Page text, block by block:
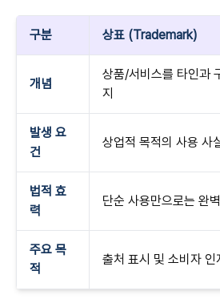
구분 상표 (Trademark)
개념
상품/서비스를 타인과
지
발생 요
건
상업적 목적의 사용 사
법적 효
력
단순 사용만으로는 완
주요 목
적
출처 표시 및 소비자 인